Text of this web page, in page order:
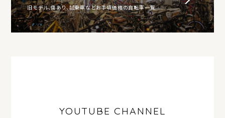
旧モデル、傷あり、試乗車などお手頃価格の自転車一覧
YOUTUBE CHANNEL